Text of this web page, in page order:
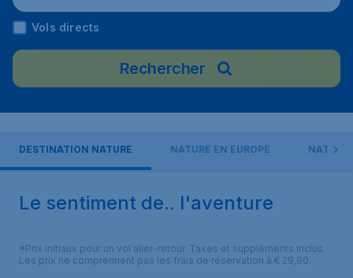
talie
Vols directs
Rechercher
DESTINATION NATURE NATURE EN EUROPE NATURE
Le sentiment de.. l'aventure
*Prix initiaux pour un vol aller-retour. Taxes et suppléments inclus.
Les prix ne comprennent pas les frais de réservation à € 29,90.